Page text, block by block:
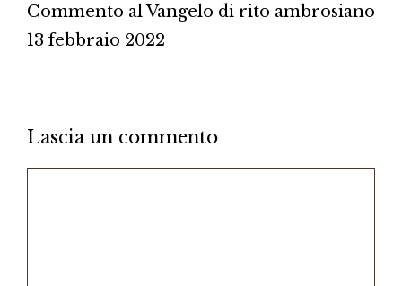
Commento al Vangelo di rito ambrosiano
13 febbraio 2022
Lascia un commento